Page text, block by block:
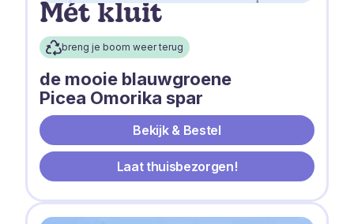
Mét kluit
breng je boom weer terug
de mooie blauwgroene
Picea Omorika spar
Bekijk & Bestel
Laat thuisbezorgen!